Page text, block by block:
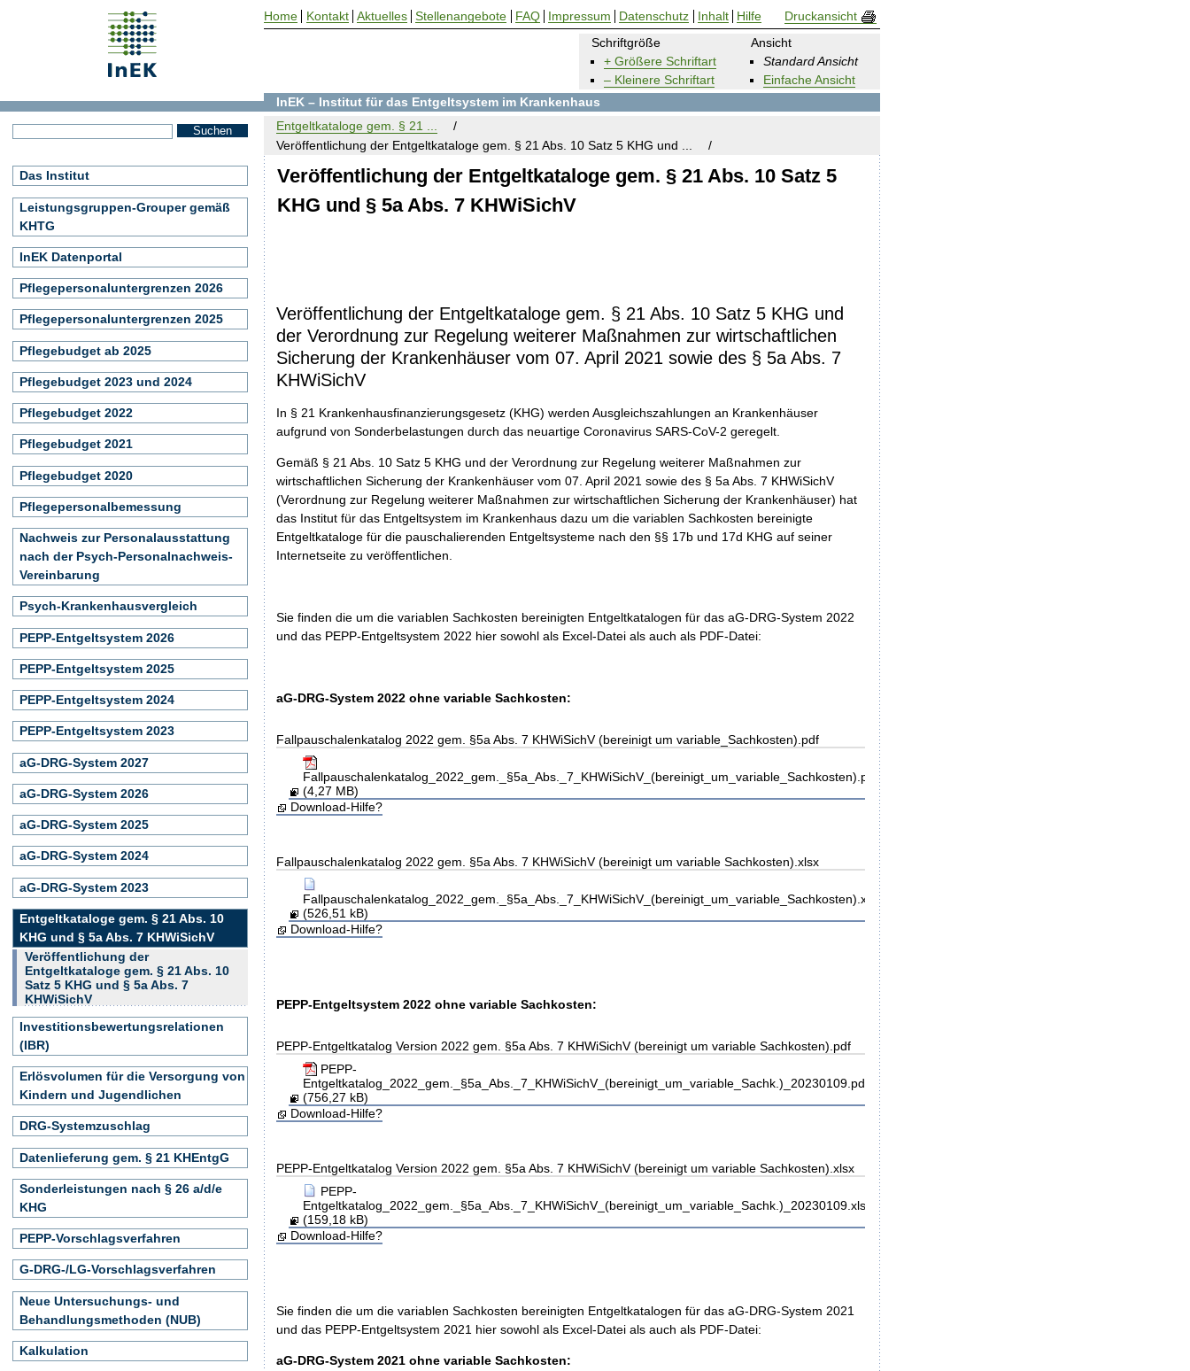
Veröffentlichung der Entgeltkataloge gem. § 21 Abs. 10 Satz 5
KHG und § 5a Abs. 7 KHWiSichV
Schriftgröße
+ Größere Schriftart
– Kleinere Schriftart
Ansicht
Standard Ansicht
Einfache Ansicht
Veröffentlichung der Entgeltkataloge gem. § 21 Abs. 10 Satz 5 KHG und
der Verordnung zur Regelung weiterer Maßnahmen zur wirtschaftlichen
Sicherung der Krankenhäuser vom 07. April 2021 sowie des § 5a Abs. 7
KHWiSichV
In § 21 Krankenhausfinanzierungsgesetz (KHG) werden Ausgleichszahlungen an Krankenhäuser
aufgrund von Sonderbelastungen durch das neuartige Coronavirus SARS-CoV-2 geregelt.
Gemäß § 21 Abs. 10 Satz 5 KHG und der Verordnung zur Regelung weiterer Maßnahmen zur
wirtschaftlichen Sicherung der Krankenhäuser vom 07. April 2021 sowie des § 5a Abs. 7 KHWiSichV
(Verordnung zur Regelung weiterer Maßnahmen zur wirtschaftlichen Sicherung der Krankenhäuser) hat
das Institut für das Entgeltsystem im Krankenhaus dazu um die variablen Sachkosten bereinigte
Entgeltkataloge für die pauschalierenden Entgeltsysteme nach den §§ 17b und 17d KHG auf seiner
Internetseite zu veröffentlichen.
Sie finden die um die variablen Sachkosten bereinigten Entgeltkatalogen für das aG-DRG-System 2022
und das PEPP-Entgeltsystem 2022 hier sowohl als Excel-Datei als auch als PDF-Datei:
aG-DRG-System 2022 ohne variable Sachkosten:
Fallpauschalenkatalog 2022 gem. §5a Abs. 7 KHWiSichV (bereinigt um variable_Sachkosten).pdf
Fallpauschalenkatalog_2022_gem._§5a_Abs._7_KHWiSichV_(bereinigt_um_variable_Sachkosten).pdf
(4,27 MB)
Download-Hilfe?
Fallpauschalenkatalog 2022 gem. §5a Abs. 7 KHWiSichV (bereinigt um variable Sachkosten).xlsx
Fallpauschalenkatalog_2022_gem._§5a_Abs._7_KHWiSichV_(bereinigt_um_variable_Sachkosten).xlsx
(526,51 kB)
Download-Hilfe?
PEPP-Entgeltsystem 2022 ohne variable Sachkosten:
PEPP-Entgeltkatalog Version 2022 gem. §5a Abs. 7 KHWiSichV (bereinigt um variable Sachkosten).pdf
PEPP-
Entgeltkatalog_2022_gem._§5a_Abs._7_KHWiSichV_(bereinigt_um_variable_Sachk.)_20230109.pdf
(756,27 kB)
Download-Hilfe?
PEPP-Entgeltkatalog Version 2022 gem. §5a Abs. 7 KHWiSichV (bereinigt um variable Sachkosten).xlsx
PEPP-
Entgeltkatalog_2022_gem._§5a_Abs._7_KHWiSichV_(bereinigt_um_variable_Sachk.)_20230109.xlsx
(159,18 kB)
Download-Hilfe?
Sie finden die um die variablen Sachkosten bereinigten Entgeltkatalogen für das aG-DRG-System 2021
und das PEPP-Entgeltsystem 2021 hier sowohl als Excel-Datei als auch als PDF-Datei:
aG-DRG-System 2021 ohne variable Sachkosten:
InEK – Institut für das Entgeltsystem im Krankenhaus
Entgeltkataloge gem. § 21 ...
Veröffentlichung der Entgeltkataloge gem. § 21 Abs. 10 Satz 5 KHG und ...
Das Institut
Leistungsgruppen-Grouper gemäß
KHTG
InEK Datenportal
Pflegepersonaluntergrenzen 2026
Pflegepersonaluntergrenzen 2025
Pflegebudget ab 2025
Pflegebudget 2023 und 2024
Pflegebudget 2022
Pflegebudget 2021
Pflegebudget 2020
Pflegepersonalbemessung
Nachweis zur Personalausstattung
nach der Psych-Personalnachweis-
Vereinbarung
Psych-Krankenhausvergleich
PEPP-Entgeltsystem 2026
PEPP-Entgeltsystem 2025
PEPP-Entgeltsystem 2024
PEPP-Entgeltsystem 2023
aG-DRG-System 2027
aG-DRG-System 2026
aG-DRG-System 2025
aG-DRG-System 2024
aG-DRG-System 2023
Entgeltkataloge gem. § 21 Abs. 10
KHG und § 5a Abs. 7 KHWiSichV
Veröffentlichung der
Entgeltkataloge gem. § 21 Abs. 10
Satz 5 KHG und § 5a Abs. 7
KHWiSichV
Investitionsbewertungsrelationen
(IBR)
Erlösvolumen für die Versorgung von
Kindern und Jugendlichen
DRG-Systemzuschlag
Datenlieferung gem. § 21 KHEntgG
Sonderleistungen nach § 26 a/d/e
KHG
PEPP-Vorschlagsverfahren
G-DRG-/LG-Vorschlagsverfahren
Neue Untersuchungs- und
Behandlungsmethoden (NUB)
Kalkulation
Home Kontakt Aktuelles Stellenangebote FAQ Impressum Datenschutz Inhalt Hilfe Druckansicht